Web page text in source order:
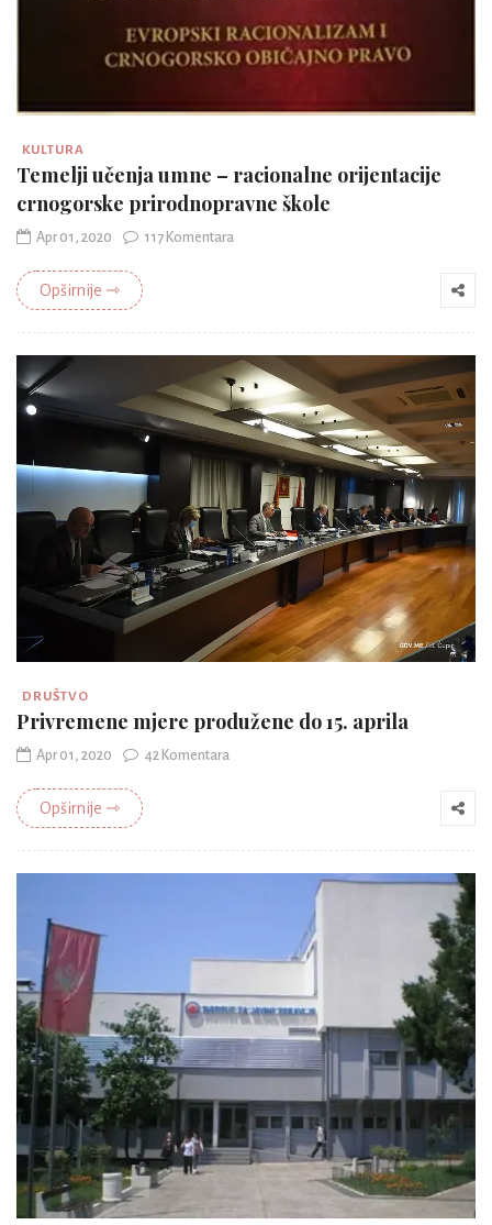
KULTURA
Temelji učenja umne – racionalne orijentacije
crnogorske prirodnopravne škole
Apr 01, 2020 117 Komentara
Opširnije ⇾
DRUŠTVO
Privremene mjere produžene do 15. aprila
Apr 01, 2020 42 Komentara
Opširnije ⇾